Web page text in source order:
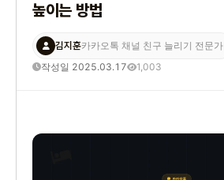
높이는 방법
김지훈카카오톡 채널 친구 늘리기 전문가
작성일 2025.03.17 1,003